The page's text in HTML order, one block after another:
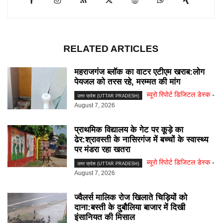
RELATED ARTICLES
महराजगंज ब्लॉक का वाटर एटीएम खराब:लोग
पेयजल को तरस रहे, मरम्मत की मांग
उत्तर प्रदेश (UTTAR PRADESH) ब्यूरो रिपोर्ट डिजिटल डेस्क -
August 7, 2026
प्राथमिक विद्यालय के गेट पर कूड़े का
ढेर:श्रावस्ती के नासिरगंज में बच्चों के स्वास्थ्य
पर मंडरा रहा खतरा
उत्तर प्रदेश (UTTAR PRADESH) ब्यूरो रिपोर्ट डिजिटल डेस्क -
August 7, 2026
ज्वैलर्स मालिक रोज खिलाते चिड़ियों को
दाना:बस्ती के दुबौलिया बाजार में दिखी
इंसानियत की मिसाल